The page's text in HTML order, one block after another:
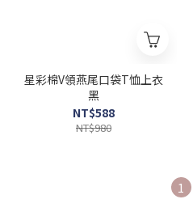
星彩棉V領燕尾口袋T恤上衣
黑
NT$588
NT$980
1